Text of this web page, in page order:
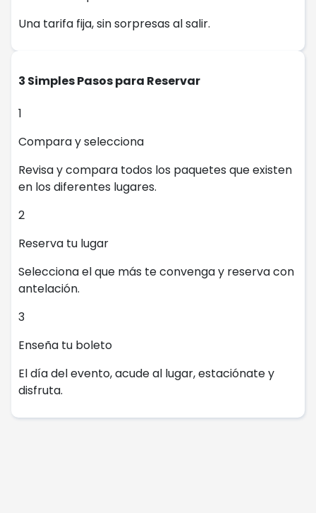
Una tarifa fija, sin sorpresas al salir.
3 Simples Pasos para Reservar
1
Compara y selecciona
Revisa y compara todos los paquetes que existen
en los diferentes lugares.
2
Reserva tu lugar
Selecciona el que más te convenga y reserva con
antelación.
3
Enseña tu boleto
El día del evento, acude al lugar, estaciónate y
disfruta.